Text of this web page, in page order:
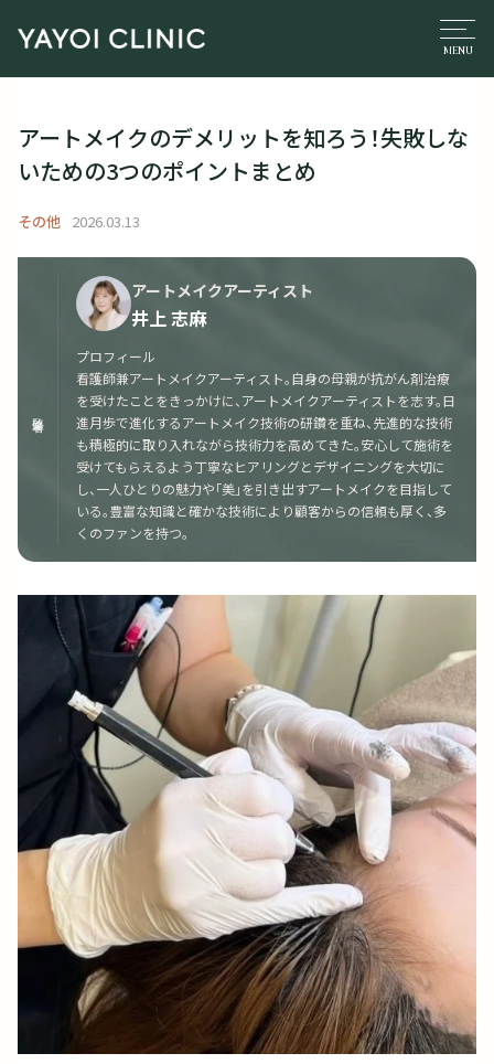
アートメイクのデメリットを知ろう！失敗しな
いための3つのポイントまとめ
その他 2026.03.13
アートメイクアーティスト
井上 志麻
プロフィール
看護師兼アートメイクアーティスト。自身の母親が抗がん剤治療
を受けたことをきっかけに、アートメイクアーティストを志す。日
進月歩で進化するアートメイク技術の研鑽を重ね、先進的な技術
も積極的に取り入れながら技術力を高めてきた。安心して施術を
受けてもらえるよう丁寧なヒアリングとデザイニングを大切に
し、一人ひとりの魅力や「美」を引き出すアートメイクを目指して
いる。豊富な知識と確かな技術により顧客からの信頼も厚く、多
くのファンを持つ。